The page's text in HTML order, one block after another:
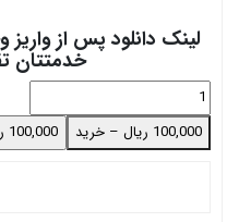
لینک دانلود پس از
خدمتتان
100,000 ریال – خرید